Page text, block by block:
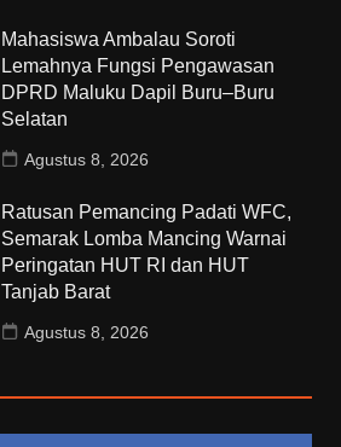
Mahasiswa Ambalau Soroti
Lemahnya Fungsi Pengawasan
DPRD Maluku Dapil Buru–Buru
Selatan
Agustus 8, 2026
Ratusan Pemancing Padati WFC,
Semarak Lomba Mancing Warnai
Peringatan HUT RI dan HUT
Tanjab Barat
Agustus 8, 2026